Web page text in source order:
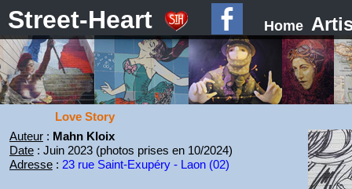
Street-Heart Home
Auteur: Mahn Kloix
Date: Juin 2023 (photos prises en 10/2024)
Adresse: 23 rue Saint-Exupéry - Laon (02)
Love Story